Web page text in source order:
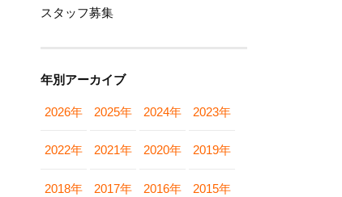
スタッフ募集
年別アーカイブ
2026年 2025年 2024年 2023年
2022年 2021年 2020年 2019年
2018年 2017年 2016年 2015年